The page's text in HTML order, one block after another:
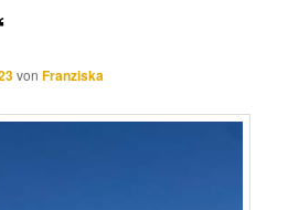
vonFranziska